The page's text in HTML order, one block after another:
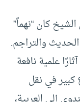
الشيخ كان “نهماً”
والتراجم.
علمية نافعة
كبير في نقل